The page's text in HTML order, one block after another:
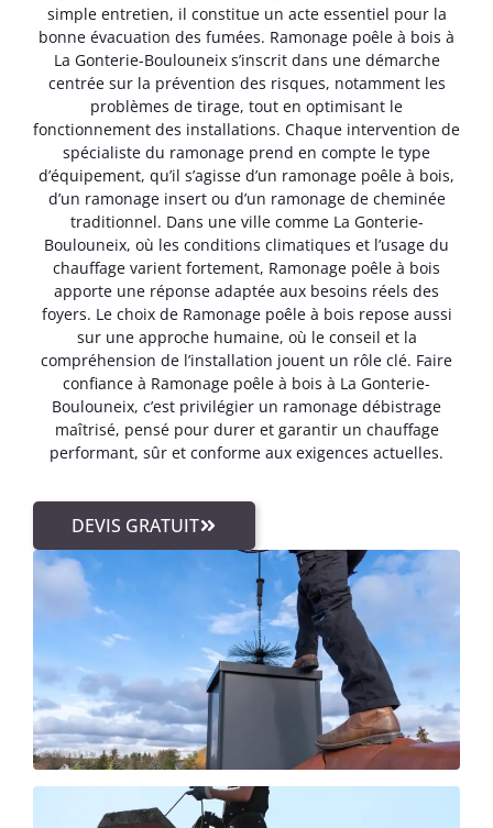
simple entretien, il constitue un acte essentiel pour la
bonne évacuation des fumées. Ramonage poêle à bois à
La Gonterie-Boulouneix s’inscrit dans une démarche
centrée sur la prévention des risques, notamment les
problèmes de tirage, tout en optimisant le
fonctionnement des installations. Chaque intervention de
spécialiste du ramonage prend en compte le type
d’équipement, qu’il s’agisse d’un ramonage poêle à bois,
d’un ramonage insert ou d’un ramonage de cheminée
traditionnel. Dans une ville comme La Gonterie-
Boulouneix, où les conditions climatiques et l’usage du
chauffage varient fortement, Ramonage poêle à bois
apporte une réponse adaptée aux besoins réels des
foyers. Le choix de Ramonage poêle à bois repose aussi
sur une approche humaine, où le conseil et la
compréhension de l’installation jouent un rôle clé. Faire
confiance à Ramonage poêle à bois à La Gonterie-
Boulouneix, c’est privilégier un ramonage débistrage
maîtrisé, pensé pour durer et garantir un chauffage
performant, sûr et conforme aux exigences actuelles.
DEVIS GRATUIT